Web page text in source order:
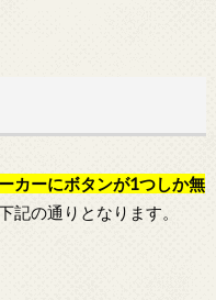
カーにボタンが1つしか無
記の通りとなります。